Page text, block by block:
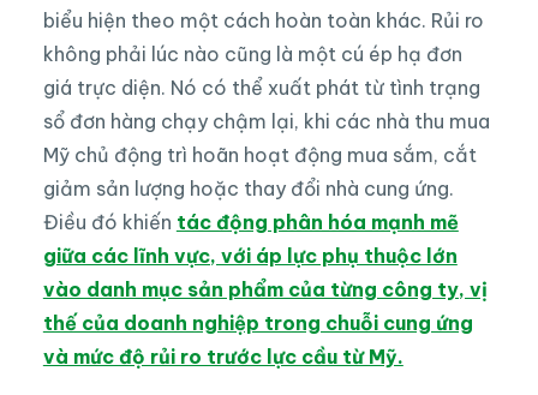
biểu hiện theo một cách hoàn toàn khác. Rủi ro
không phải lúc nào cũng là một cú ép hạ đơn
giá trực diện. Nó có thể xuất phát từ tình trạng
sổ đơn hàng chạy chậm lại, khi các nhà thu mua
Mỹ chủ động trì hoãn hoạt động mua sắm, cắt
giảm sản lượng hoặc thay đổi nhà cung ứng.
Điều đó khiến tác động phân hóa mạnh mẽ
giữa các lĩnh vực, với áp lực phụ thuộc lớn
vào danh mục sản phẩm của từng công ty, vị
thế của doanh nghiệp trong chuỗi cung ứng
và mức độ rủi ro trước lực cầu từ Mỹ.